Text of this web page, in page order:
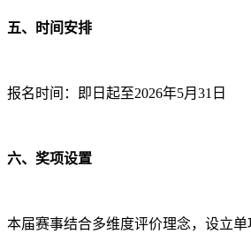
五、时间安排
报名时间：即日起至2026年5月31日
六、奖项设置
本届赛事结合多维度评价理念，设立